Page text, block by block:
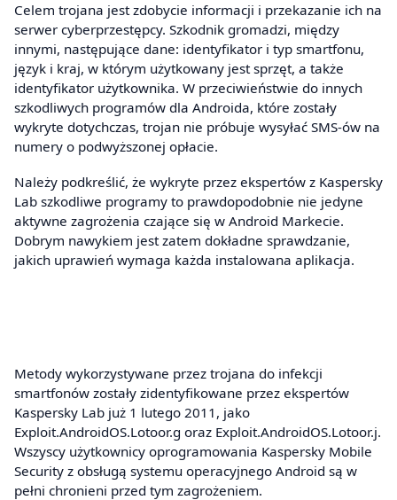
Celem trojana jest zdobycie informacji i przekazanie ich na
serwer cyberprzestępcy. Szkodnik gromadzi, między
innymi, następujące dane: identyfikator i typ smartfonu,
język i kraj, w którym użytkowany jest sprzęt, a także
identyfikator użytkownika. W przeciwieństwie do innych
szkodliwych programów dla Androida, które zostały
wykryte dotychczas, trojan nie próbuje wysyłać SMS-ów na
numery o podwyższonej opłacie.
Należy podkreślić, że wykryte przez ekspertów z Kaspersky
Lab szkodliwe programy to prawdopodobnie nie jedyne
aktywne zagrożenia czające się w Android Markecie.
Dobrym nawykiem jest zatem dokładne sprawdzanie,
jakich uprawień wymaga każda instalowana aplikacja.
Metody wykorzystywane przez trojana do infekcji
smartfonów zostały zidentyfikowane przez ekspertów
Kaspersky Lab już 1 lutego 2011, jako
Exploit.AndroidOS.Lotoor.g oraz Exploit.AndroidOS.Lotoor.j.
Wszyscy użytkownicy oprogramowania Kaspersky Mobile
Security z obsługą systemu operacyjnego Android są w
pełni chronieni przed tym zagrożeniem.